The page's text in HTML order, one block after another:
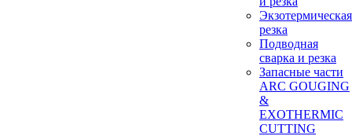
Экзотермическая
резка
Подводная
сварка и резка
Запасные части
ARC GOUGING
&
EXOTHERMIC
CUTTING